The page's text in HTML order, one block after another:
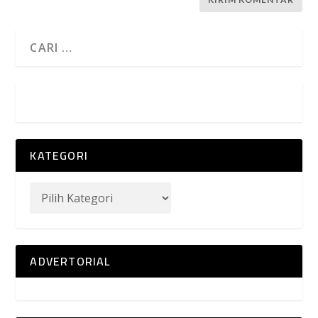
KATEGORI
ADVERTORIAL